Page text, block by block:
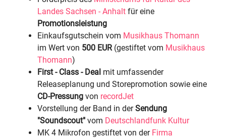
Landes Sachsen - Anhalt für eine
Promotionsleistung
Einkaufsgutschein vom Musikhaus Thomann
im Wert von 500 EUR(gestiftet vom Musikhaus
Thomann)
First - Class - Deal mit umfassender
Releaseplanung und Storepromotion sowie eine
CD-Pressung von recordJet
Vorstellung der Band in derSendung
"Soundscout" vom Deutschlandfunk Kultur
MK 4 Mikrofon gestiftet von der Firma